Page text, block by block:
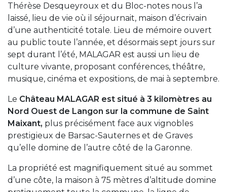
Thérèse Desqueyroux et du Bloc-notes nous l’a
laissé, lieu de vie où il séjournait, maison d’écrivain
d’une authenticité totale. Lieu de mémoire ouvert
au public toute l’année, et désormais sept jours sur
sept durant l’été, MALAGAR est aussi un lieu de
culture vivante, proposant conférences, théâtre,
musique, cinéma et expositions, de mai à septembre.
Le Château MALAGAR est situé à 3 kilomètres au
Nord Ouest de Langon sur la commune de Saint
Maixant, plus précisément face aux vignobles
prestigieux de Barsac-Sauternes et de Graves
qu’elle domine de l’autre côté de la Garonne.
La propriété est magnifiquement situé au sommet
d’une côte, la maison à 75 mètres d’altitude domine